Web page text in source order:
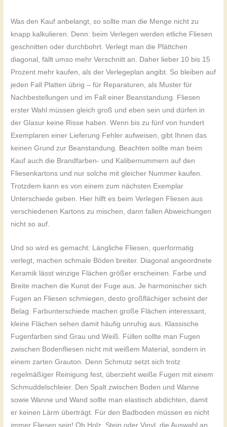
Was den Kauf anbelangt, so sollte man die Menge nicht zu
knapp kalkulieren. Denn: beim Verlegen werden etliche Fliesen
geschnitten oder durchbohrt. Verlegt man die Plättchen
diagonal, fällt umso mehr Verschnitt an. Daher lieber 10 bis 15
Prozent mehr kaufen, als der Verlegeplan angibt. So bleiben auf
jeden Fall Platten übrig – für Reparaturen, als Muster für
Nachbestellungen und im Fall einer Beanstandung. Fliesen
erster Wahl müssen gleich groß und eben sein und dürfen in
der Glasur keine Risse haben. Wenn bis zu fünf von hundert
Exemplaren einer Lieferung Fehler aufweisen, gibt Ihnen das
keinen Grund zur Beanstandung. Beachten sollte man beim
Kauf auch die Brandfarben- und Kalibernummern auf den
Fliesenkartons und nur solche mit gleicher Nummer kaufen.
Trotzdem kann es von einem zum nächsten Exemplar
Unterschiede geben. Hier hilft es beim Verlegen Fliesen aus
verschiedenen Kartons zu mischen, dann fallen Abweichungen
nicht so auf.
Und so wird es gemacht: Längliche Fliesen, querformatig
verlegt, machen schmale Böden breiter. Diagonal angeordnete
Keramik lässt winzige Flächen größer erscheinen. Farbe und
Breite machen die Kunst der Fuge aus. Je harmonischer sich
Fugen an Fliesen schmiegen, desto großflächiger scheint der
Belag. Farbunterschiede machen große Flächen interessant,
kleine Flächen sehen damit häufig unruhig aus. Klassische
Fugenfarben sind Grau und Weiß. Füllen sollte man Fugen
zwischen Bodenfliesen nicht mit weißem Material, sondern in
einem zarten Grauton. Denn Schmutz setzt sich trotz
regelmäßiger Reinigung fest, überzieht weiße Fugen mit einem
Schmuddelschleier. Den Spalt zwischen Boden und Wanne
sowie Wanne und Wand sollte man elastisch abdichten, damit
er keinen Lärm überträgt. Für den Badboden müssen es nicht
immer Fliesen sein! Ob Holz, Stein oder Vinyl, die Auswahl an